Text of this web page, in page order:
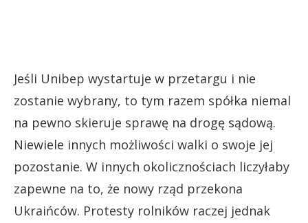
Jeśli Unibep wystartuje w przetargu i nie
zostanie wybrany, to tym razem spółka niemal
na pewno skieruje sprawę na drogę sądową.
Niewiele innych możliwości walki o swoje jej
pozostanie. W innych okolicznościach liczyłaby
zapewne na to, że nowy rząd przekona
Ukraińców. Protesty rolników raczej jednak